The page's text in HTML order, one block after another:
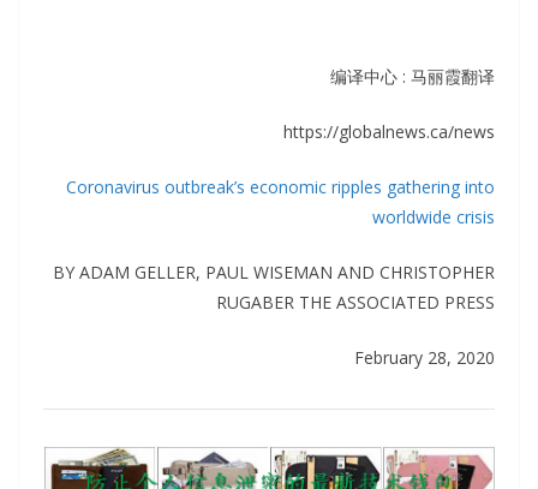
编译中心 : 马丽霞翻译
https://globalnews.ca/news
Coronavirus outbreak’s economic ripples gathering into
worldwide crisis
BY ADAM GELLER, PAUL WISEMAN AND CHRISTOPHER
RUGABER THE ASSOCIATED PRESS
February 28, 2020